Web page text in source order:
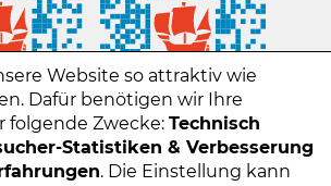
Website so attraktiv wie
Dafür benötigen wir Ihre
Zwecke: Technisch
Statistiken & Verbesserung
. Die Einstellung kann